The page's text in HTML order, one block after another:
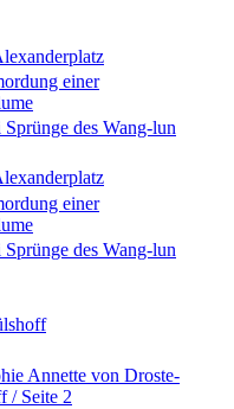
einer
des Wang-lun
einer
des Wang-lun
Annette von Droste-
/ Seite 2